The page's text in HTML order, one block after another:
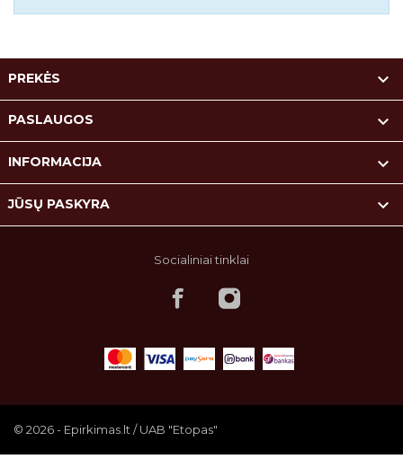
PREKĖS 
PASLAUGOS 
INFORMACIJA 
JŪSŲ PASKYRA 
Socialiniai tinklai
© 2026 - Epirkimas.lt / UAB "Etopas"